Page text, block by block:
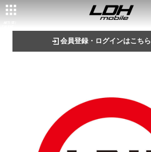
会員登録・ログインはこちら